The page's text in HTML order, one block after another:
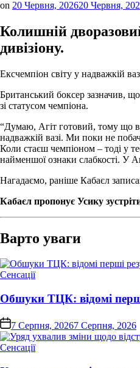
on 20 Червня, 202620 Червня,
Колишній
дивізіону.
Ексчемпіон світу у надважкій
Британський боксер зазначив,
зі статусом чемпіона.
“Думаю, Агіт готовий, тому що
надважкій вазі. Ми поки не
Коли стаєш чемпіоном – тоді у
найменшої ознаки слабкості. У
Нагадаємо, раніше Кабаєл
Кабаєл пропонує Усику
Варто уваги
Опублікувати
Сенсації
Обшуки ТЦК: відомі
on 7 Серпня, 20267 Серпня, 2026
Опублікувати
Сенсації